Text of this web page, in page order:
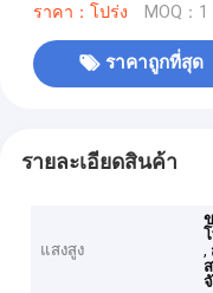
ราคา：โปร่ง MOQ：1
ราคาถูกที่สุด
รายละเอียดสินค้า
แสงสูง
,